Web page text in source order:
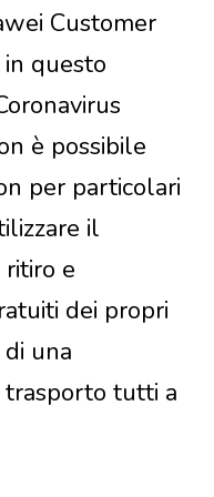
Customer
questo
è possibile
per particolari
il
e
dei propri
una
trasporto tutti a